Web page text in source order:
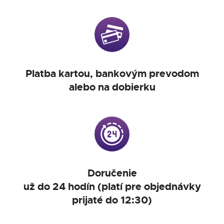
Platba kartou, bankovým prevodom
alebo na dobierku
Doručenie
už do 24 hodín (platí pre objednávky
prijaté do 12:30)